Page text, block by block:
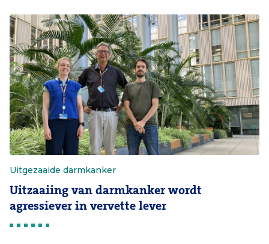
Uitgezaaide darmkanker
Uitzaaiing van darmkanker wordt
agressiever in vervette lever